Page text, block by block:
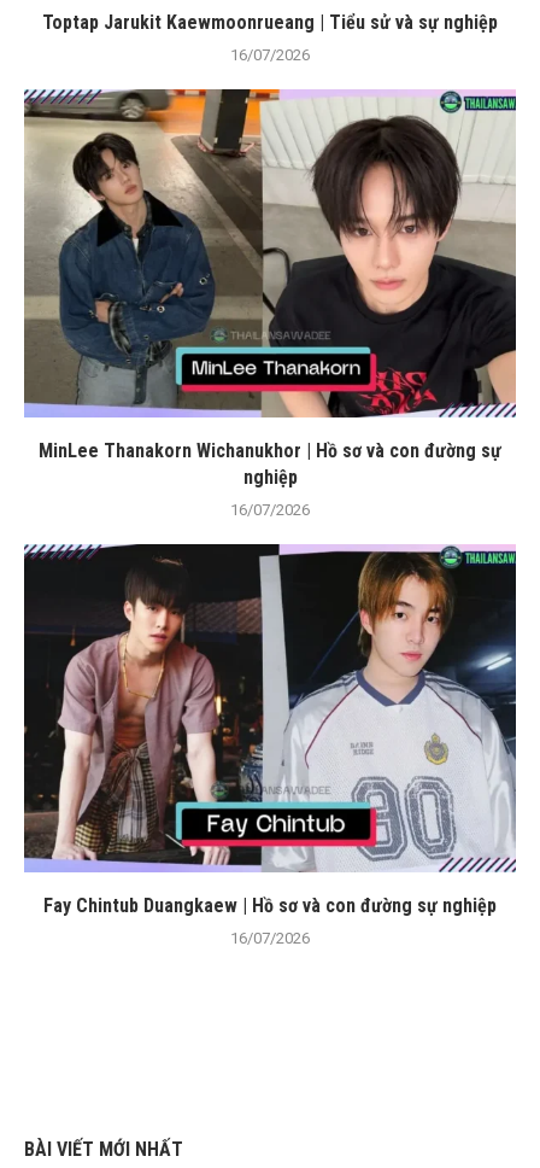
Toptap Jarukit Kaewmoonrueang | Tiểu sử và sự nghiệp
16/07/2026
MinLee Thanakorn Wichanukhor | Hồ sơ và con đường sự
nghiệp
16/07/2026
Fay Chintub Duangkaew | Hồ sơ và con đường sự nghiệp
16/07/2026
BÀI VIẾT MỚI NHẤT